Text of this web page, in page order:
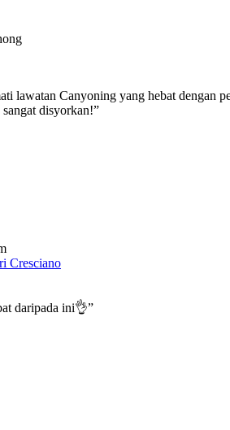
lawatan Canyoning yang hebat dengan
disyorkan!”
Cresciano
daripada ini👌”